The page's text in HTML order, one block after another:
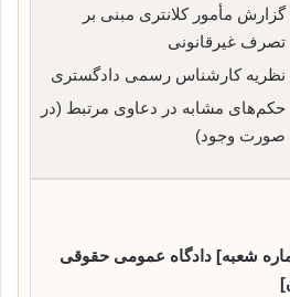
گزارش مأمور کلانتری مبنی بر
تصرف غیرقانونی
نظریه کارشناس رسمی دادگستری
حکم‌های مشابه در دعاوی مرتبط (در
صورت وجود)
شعبه] دادگاه عمومی حقوقی